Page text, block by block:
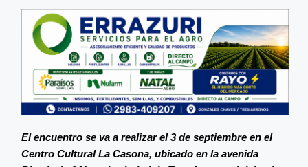
El encuentro se va a realizar el 3 de septiembre en el
Centro Cultural La Casona, ubicado en la avenida